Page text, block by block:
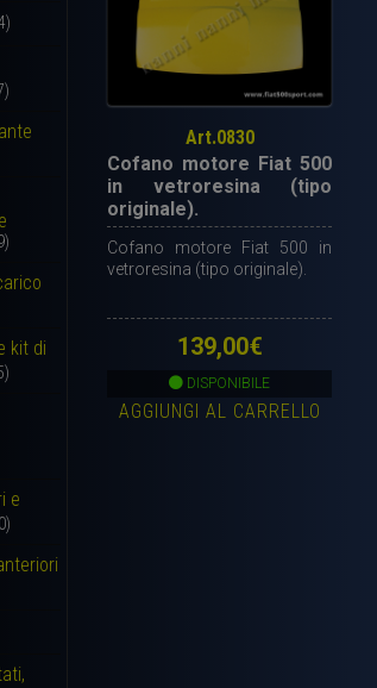
kit di
e
Art.0830
Cofano motore Fiat 500
in vetroresina (tipo
originale).
Cofano motore Fiat 500 in
vetroresina (tipo originale).
139,00€
DISPONIBILE
AGGIUNGI AL CARRELLO